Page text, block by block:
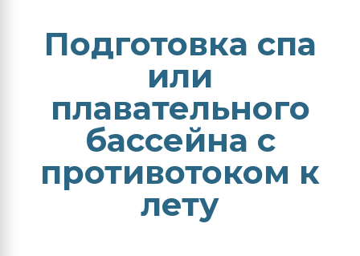
Подготовка спа
или
плавательного
бассейна с
противотоком к
лету